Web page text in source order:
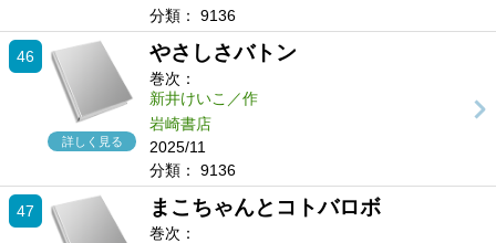
分類：
9136
46
詳しく見る
やさしさバトン
巻次：
新井けいこ／作
岩崎書店
2025/11
分類：
9136
47 まこちゃんとコトバロボ
巻次：